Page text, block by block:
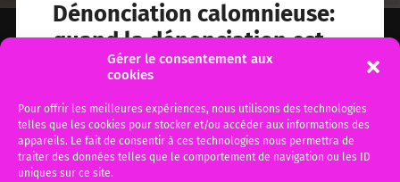
Gérer le consentement aux
cookies
Pour offrir les meilleures expériences, nous utilisons des technologies
telles que les cookies pour stocker et/ou accéder aux informations des
appareils. Le fait de consentir à ces technologies nous permettra de
traiter des données telles que le comportement de navigation ou les ID
uniques sur ce site.
Dénonciation calomnieuse:
quand la dénonciation est
dirigée contre « les
Un client vient me consulter, il est
convoqué devant le Tribunal Correctionnel
car il est soupçonné d’avoir…